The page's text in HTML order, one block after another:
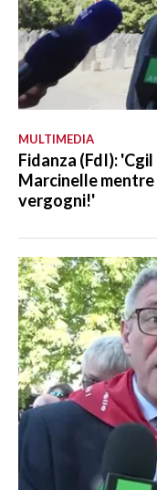
MULTIMEDIA
Fidanza (FdI):
Marcinelle
vergogni!'